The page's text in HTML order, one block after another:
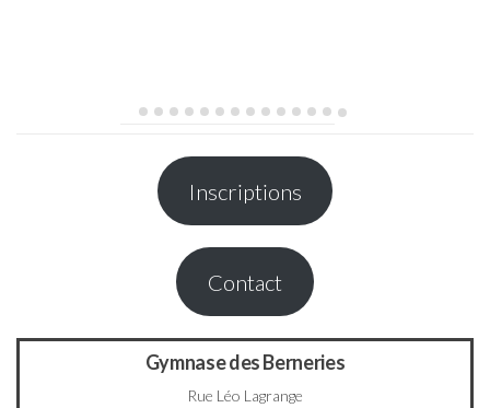
Inscriptions
Contact
Gymnase des Berneries
Rue Léo Lagrange